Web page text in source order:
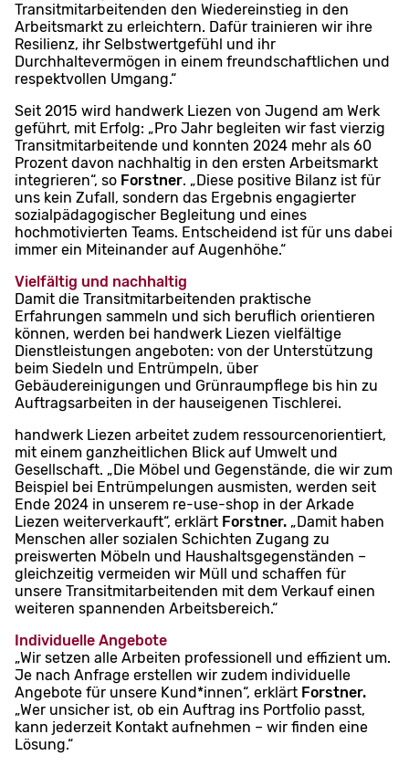
Transitmitarbeitenden den Wiedereinstieg in den
Arbeitsmarkt zu erleichtern. Dafür trainieren wir ihre
Resilienz, ihr Selbstwertgefühl und ihr
Durchhaltevermögen in einem freundschaftlichen und
respektvollen Umgang.“
Seit 2015 wird handwerk Liezen von Jugend am Werk
geführt, mit Erfolg: „Pro Jahr begleiten wir fast vierzig
Transitmitarbeitende und konnten 2024 mehr als 60
Prozent davon nachhaltig in den ersten Arbeitsmarkt
integrieren“, so Forstner. „Diese positive Bilanz ist für
uns kein Zufall, sondern das Ergebnis engagierter
sozialpädagogischer Begleitung und eines
hochmotivierten Teams. Entscheidend ist für uns dabei
immer ein Miteinander auf Augenhöhe.“
Vielfältig und nachhaltig
Damit die Transitmitarbeitenden praktische
Erfahrungen sammeln und sich beruflich orientieren
können, werden bei handwerk Liezen vielfältige
Dienstleistungen angeboten: von der Unterstützung
beim Siedeln und Entrümpeln, über
Gebäudereinigungen und Grünraumpflege bis hin zu
Auftragsarbeiten in der hauseigenen Tischlerei.
handwerk Liezen arbeitet zudem ressourcenorientiert,
mit einem ganzheitlichen Blick auf Umwelt und
Gesellschaft. „Die Möbel und Gegenstände, die wir zum
Beispiel bei Entrümpelungen ausmisten, werden seit
Ende 2024 in unserem re-use-shop in der Arkade
Liezen weiterverkauft“, erklärt Forstner. „Damit haben
Menschen aller sozialen Schichten Zugang zu
preiswerten Möbeln und Haushaltsgegenständen –
gleichzeitig vermeiden wir Müll und schaffen für
unsere Transitmitarbeitenden mit dem Verkauf einen
weiteren spannenden Arbeitsbereich.“
Individuelle Angebote
„Wir setzen alle Arbeiten professionell und effizient um.
Je nach Anfrage erstellen wir zudem individuelle
Angebote für unsere Kund*innen“, erklärt Forstner.
„Wer unsicher ist, ob ein Auftrag ins Portfolio passt,
kann jederzeit Kontakt aufnehmen – wir finden eine
Lösung.“